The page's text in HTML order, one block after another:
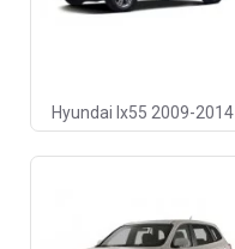
Hyundai Ix55 2009-2014